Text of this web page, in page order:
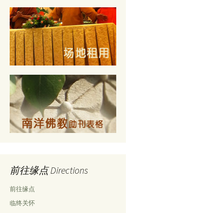
前往缘点 Directions
前往缘点
临终关怀